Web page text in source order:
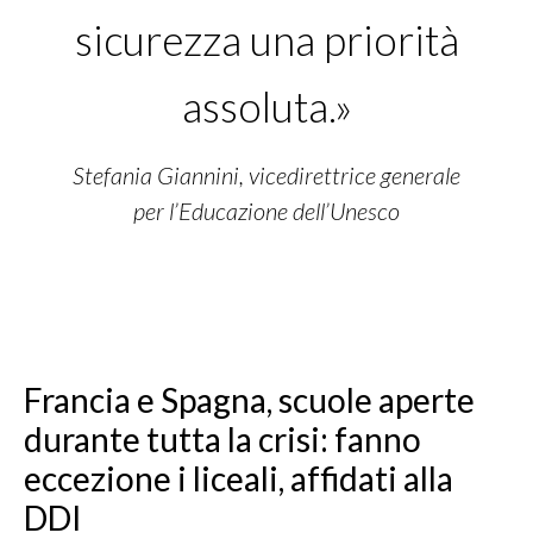
sicurezza una priorità
assoluta.»
Stefania Giannini, vicedirettrice generale
per l’Educazione dell’Unesco
Francia e Spagna, scuole aperte
durante tutta la crisi: fanno
eccezione i liceali, affidati alla
DDI